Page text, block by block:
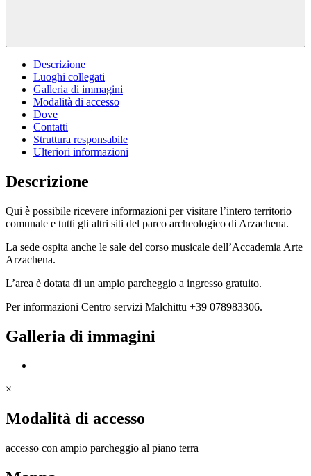
Descrizione
Luoghi collegati
Galleria di immagini
Modalità di accesso
Dove
Contatti
Struttura responsabile
Ulteriori informazioni
Descrizione
Qui è possibile ricevere informazioni per visitare l’intero territorio
comunale e tutti gli altri siti del parco archeologico di Arzachena.
La sede ospita anche le sale del corso musicale dell’Accademia Arte
Arzachena.
L’area è dotata di un ampio parcheggio a ingresso gratuito.
Per informazioni Centro servizi Malchittu +39 078983306.
Galleria di immagini
×
Modalità di accesso
accesso con ampio parcheggio al piano terra